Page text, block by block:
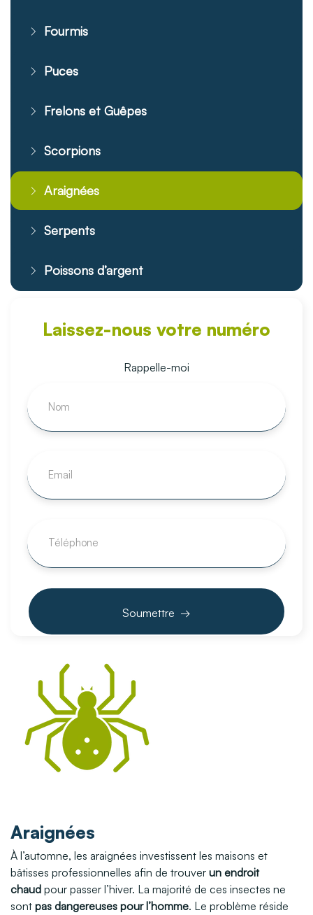
Fourmis
Puces
Frelons et Guêpes
Scorpions
Araignées
Serpents
Poissons d’argent
Laissez-nous votre numéro
Rappelle-moi
Araignées
À l’automne, les araignées investissent les maisons et
bâtisses professionnelles afin de trouver un endroit
chaud pour passer l’hiver. La majorité de ces insectes ne
sont pas dangereuses pour l’homme. Le problème réside